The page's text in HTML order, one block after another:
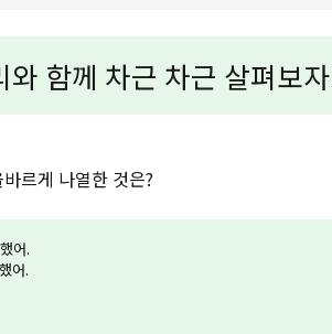
함께 차근 차근 살펴보
르게 나열한 것은?
어.
어.